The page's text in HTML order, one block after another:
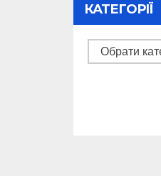
КАТЕГОРІЇ
Категорії